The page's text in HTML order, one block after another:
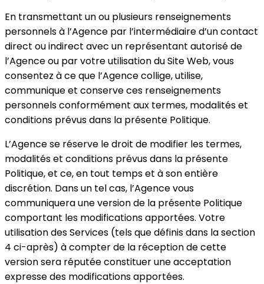
En transmettant un ou plusieurs renseignements
personnels à l’Agence par l’intermédiaire d’un contact
direct ou indirect avec un représentant autorisé de
l’Agence ou par votre utilisation du Site Web, vous
consentez à ce que l’Agence collige, utilise,
communique et conserve ces renseignements
personnels conformément aux termes, modalités et
conditions prévus dans la présente Politique.
L’Agence se réserve le droit de modifier les termes,
modalités et conditions prévus dans la présente
Politique, et ce, en tout temps et à son entière
discrétion. Dans un tel cas, l’Agence vous
communiquera une version de la présente Politique
comportant les modifications apportées. Votre
utilisation des Services (tels que définis dans la section
4 ci-après) à compter de la réception de cette
version sera réputée constituer une acceptation
expresse des modifications apportées.